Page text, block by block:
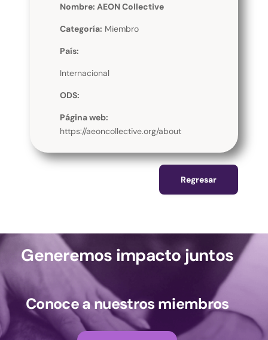
Nombre: AEON Collective
Categoría: Miembro
País:
Internacional
ODS:
Página web:
https://aeoncollective.org/about
Regresar
Generemos impacto juntos
Conoce a nuestros miembros